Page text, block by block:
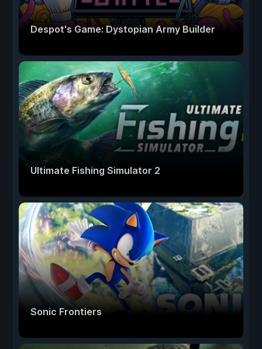
Despot's Game: Dystopian Army Builder
Ultimate Fishing Simulator 2
Sonic Frontiers